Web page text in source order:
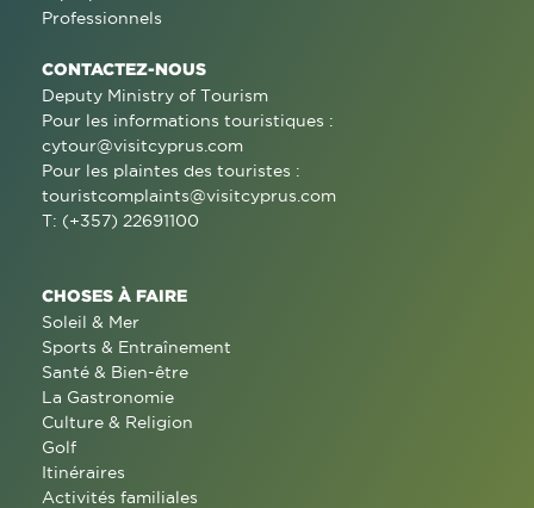
Professionnels
CONTACTEZ-NOUS
Deputy Ministry of Tourism
Pour les informations touristiques :
cytour@visitcyprus.com
Pour les plaintes des touristes :
touristcomplaints@visitcyprus.com
T: (+357) 22691100
CHOSES À FAIRE
Soleil & Mer
Sports & Entraînement
Santé & Bien-être
La Gastronomie
Culture & Religion
Golf
Itinéraires
Activités familiales